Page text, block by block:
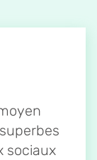
sociaux